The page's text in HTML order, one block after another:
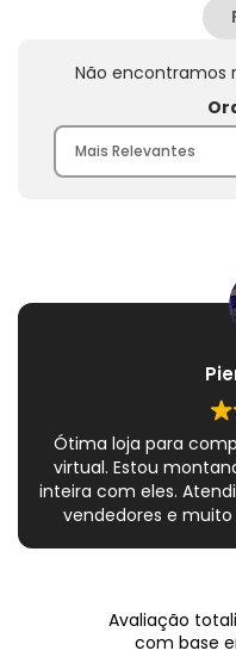
Não encontramos
Ótima loja para
virtual. Estou
inteira com eles.
vendedores e
Avaliação
com base